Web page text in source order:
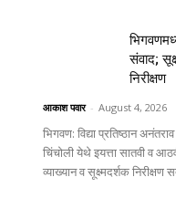
भिगवणमध्ये
संवाद;
निरीक्षण
आकाश पवार - August 4, 2026
भिगवण: विद्या प्रतिष्ठान
चिंचोली येथे इयत्ता सातवी व
व्याख्यान व सूक्ष्मदर्शक निरीक्षण